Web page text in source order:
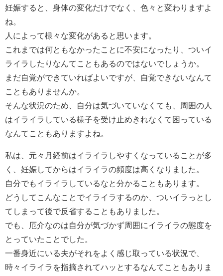
妊娠すると、身体の変化だけでなく、色々と変わりますよ
ね。
人によって様々な変化があると思います。
これまでは何ともなかったことに不安になったり、ついイ
ライラしたりなんてこともあるのではないでしょうか。
まだ自覚ができていればよいですが、自覚できないなんて
こともありませんか。
そんな状況のため、自分は気づいていなくても、周囲の人
はイライラしている様子を受け止めきれなくて困っている
なんてこともありますよね。
私は、元々月経前はイライラしやすくなっていることが多
く、妊娠してからはイライラの頻度は高くなりました。
自分でもイライラしているなと分かることもあります。
どうしてこんなことでイライラするのか、ついイラっとし
てしまって後で反省することもありました。
でも、厄介なのは自分が気づかず周囲にイライラの態度を
とっていたことでした。
一番身近にいる夫がそれをよく感じ取っている状況で、
時々イライラを指摘されてハッとするなんてこともありま